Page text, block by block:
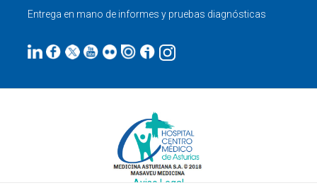
Entrega en mano de informes y pruebas diagnósticas
Aviso Legal